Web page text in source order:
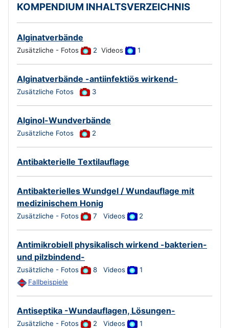
KOMPENDIUM INHALTSVERZEICHNIS
Alginatverbände
Zusätzliche - Fotos 2 Videos 1
Alginatverbände -antiinfektiös wirkend-
Zusätzliche Fotos 3
Alginol-Wundverbände
Zusätzliche Fotos 2
Antibakterielle Textilauflage
Antibakterielles Wundgel / Wundauflage mit
medizinischem Honig
Zusätzliche - Fotos 7 Videos 2
Antimikrobiell physikalisch wirkend -bakterien-
und pilzbindend-
Zusätzliche - Fotos 8 Videos
1
Fallbeispiele
Antiseptika -Wundauflagen, Lösungen-
Zusätzliche - Fotos 2 Videos 1